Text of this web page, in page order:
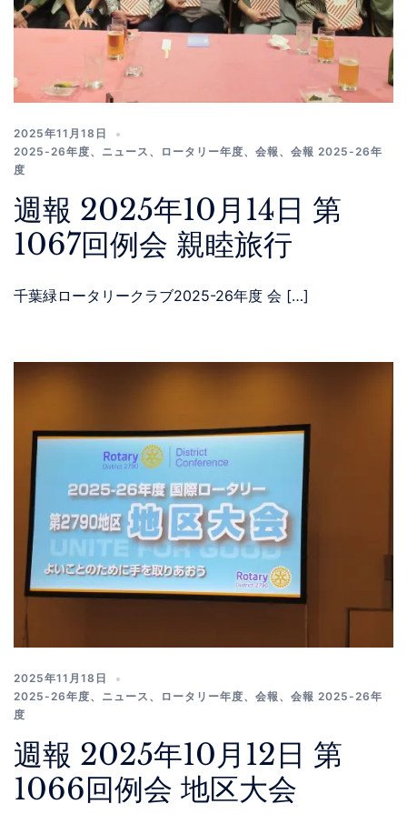
2025年11月18日
2025-26年度、 ニュース 、 ロータリー年度、 会報 、 会報 2025-26年
度
週報 2025年10月14日 第
1067回例会 親睦旅行
千葉緑ロータリークラブ2025-26年度 会 […]
2025年11月18日
2025-26年度、 ニュース 、 ロータリー年度、 会報 、 会報 2025-26年
度
週報 2025年10月12日 第
1066回例会 地区大会